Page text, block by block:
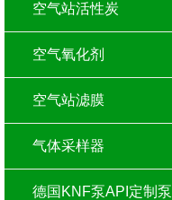
空气站活性炭
空气氧化剂
空气站滤膜
气体采样器
德国KNF泵API定制泵